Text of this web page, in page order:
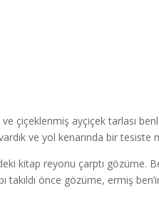
çiçeklenmiş ayçiçek tarlası
ve yol kenarında bir tesiste
kitap reyonu çarptı gözüme.
takıldı önce gözüme, ermiş